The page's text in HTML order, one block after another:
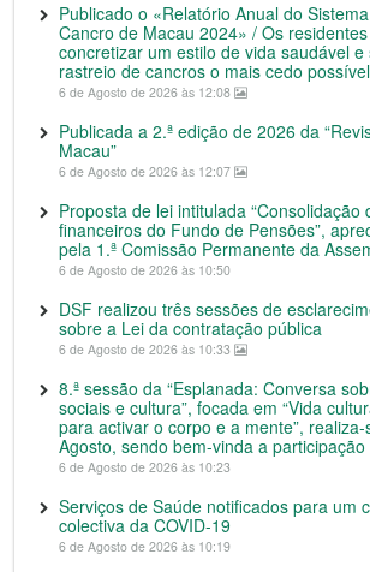
Publicado o «Relatório Anual do
Cancro de Macau 2024» / Os
concretizar um estilo de vida saudável
rastreio de cancros o mais cedo possível
6 de Agosto de 2026 às 12:08
Publicada a 2.ª edição de 2026 da
Macau”
6 de Agosto de 2026 às 12:07
Proposta de lei intitulada “Consolidação
financeiros do Fundo de Pensões”,
pela 1.ª Comissão Permanente da
6 de Agosto de 2026 às 10:50
DSF realizou três sessões de
sobre a Lei da contratação pública
6 de Agosto de 2026 às 10:33
8.ª sessão da “Esplanada: Conversa
sociais e cultura”, focada em “Vida
para activar o corpo e a mente”,
Agosto, sendo bem-vinda a
6 de Agosto de 2026 às 10:23
Serviços de Saúde notificados para um
colectiva da COVID-19
6 de Agosto de 2026 às 10:19